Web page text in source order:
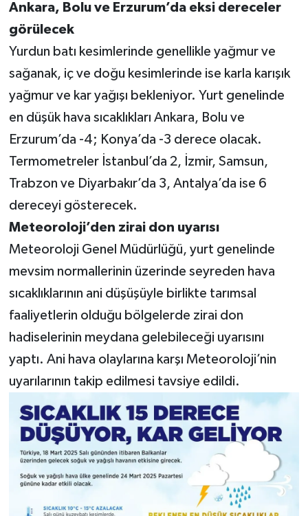
Ankara, Bolu ve Erzurum’da eksi dereceler
görülecek
Yurdun batı kesimlerinde genellikle yağmur ve
sağanak, iç ve doğu kesimlerinde ise karla karışık
yağmur ve kar yağışı bekleniyor. Yurt genelinde
en düşük hava sıcaklıkları Ankara, Bolu ve
Erzurum’da -4; Konya’da -3 derece olacak.
Termometreler İstanbul’da 2, İzmir, Samsun,
Trabzon ve Diyarbakır’da 3, Antalya’da ise 6
dereceyi gösterecek.
Meteoroloji’den zirai don uyarısı
Meteoroloji Genel Müdürlüğü, yurt genelinde
mevsim normallerinin üzerinde seyreden hava
sıcaklıklarının ani düşüşüyle birlikte tarımsal
faaliyetlerin olduğu bölgelerde zirai don
hadiselerinin meydana gelebileceği uyarısını
yaptı. Ani hava olaylarına karşı Meteoroloji’nin
uyarılarının takip edilmesi tavsiye edildi.